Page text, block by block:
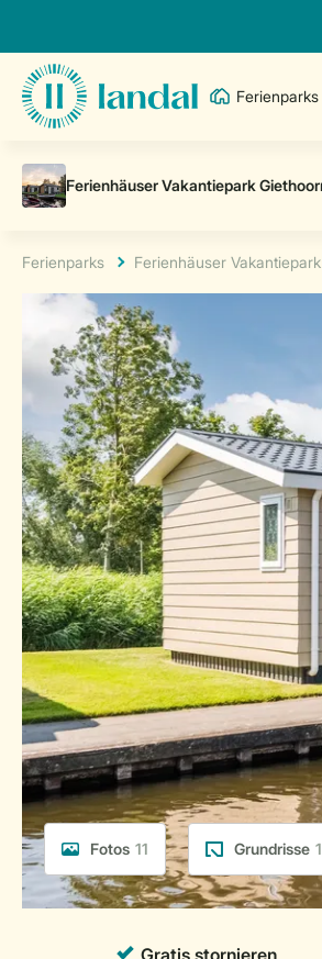
Ferienparks
Ferienparks Ferienhäuser
Fotos 11 Grundrisse 1